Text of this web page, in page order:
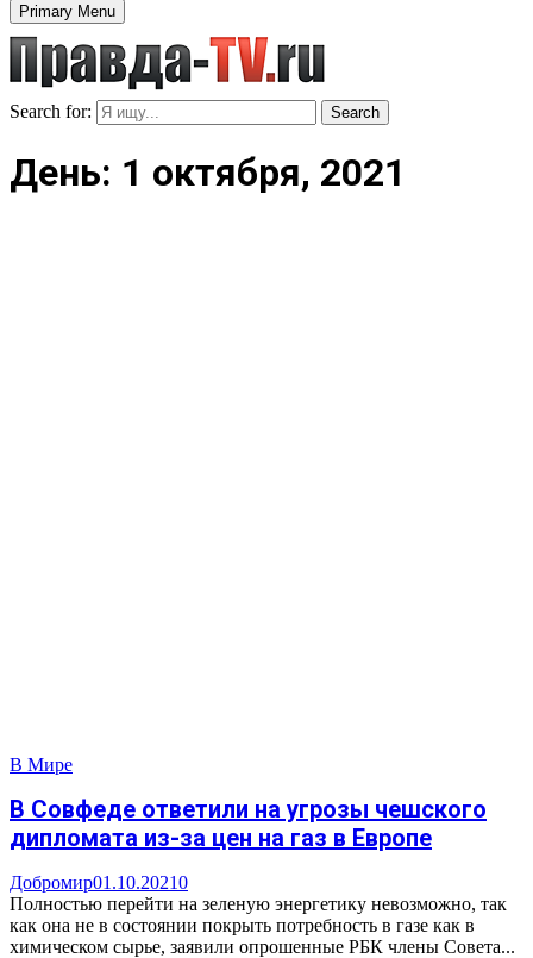
Primary Menu
Search for: Search
День: 1 октября, 2021
В Мире
В Совфеде ответили на угрозы чешского
дипломата из-за цен на газ в Европе
Добромир01.10.20210
Полностью перейти на зеленую энергетику невозможно, так
как она не в состоянии покрыть потребность в газе как в
химическом сырье, заявили опрошенные РБК члены Совета...